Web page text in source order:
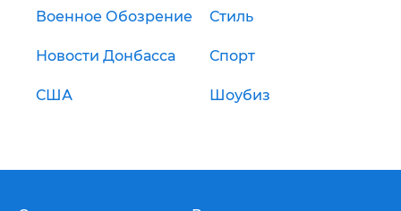
Военное Обозрение Стиль
Новости Донбасса Спорт
США Шоубиз